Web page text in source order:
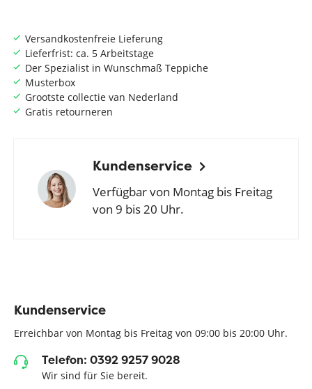
Versandkostenfreie Lieferung
Lieferfrist: ca. 5 Arbeitstage
Der Spezialist in Wunschmaß Teppiche
Musterbox
Grootste collectie van Nederland
Gratis retourneren
Kundenservice
Verfügbar von Montag bis Freitag
von 9 bis 20 Uhr.
Kundenservice
Erreichbar von Montag bis Freitag von 09:00 bis 20:00 Uhr.
Telefon: 0392 9257 9028
Wir sind für Sie bereit.